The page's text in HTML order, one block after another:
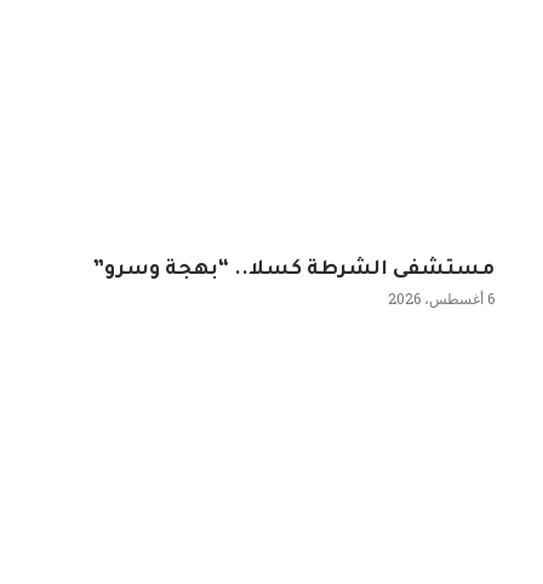
مستشفى الشرطة كسلا.. “بهجة وسرو”
6 أغسطس، 2026